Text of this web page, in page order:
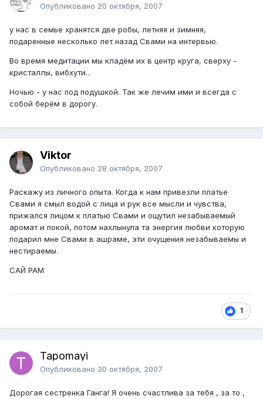
Опубликовано 20 октября, 2007
у нас в семье хранятся две робы, летняя и зимняя,
подаренные несколько лет назад Свами на интервью.
Во время медитации мы кладём их в центр круга, сверху -
кристаллы, вибхути...
Ночью - у нас под подушкой. Так же лечим ими и всегда с
собой берём в дорогу.
Viktor
Опубликовано 28 октября, 2007
Раскажу из личного опыта. Когда к нам привезли платье
Свами я смыл водой с лица и рук все мысли и чувства,
прижался лицом к платью Свами и ощутил незабываемый
аромат и покой, потом нахлынула та энергия любви которую
подарил мне Свами в ашраме, эти очущения незабываемы и
нестираемы.
САЙ РАМ
1
Tapomayi
Опубликовано 30 октября, 2007
Дорогая сестренка Ганга! Я очень счастлива за тебя , за то ,